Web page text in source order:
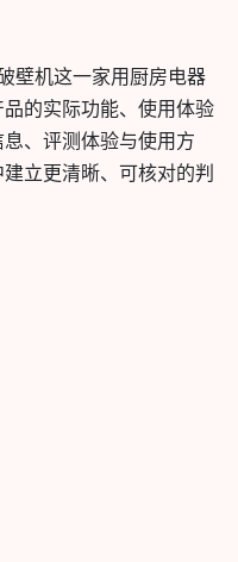
壁机这一家用厨房电器
的实际功能、使用体验
、评测体验与使用方
立更清晰、可核对的判